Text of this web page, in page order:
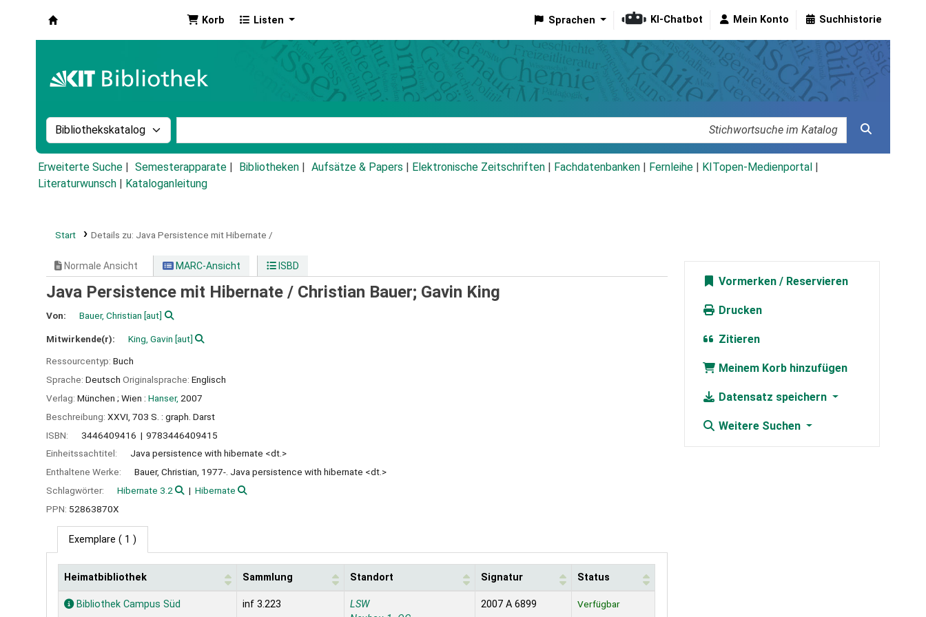
Korb Listen Sprachen KI-Chatbot Mein Konto Suchhistorie
Suche im Katalog nach:
Erweiterte Suche Semesterapparate Bibliotheken Aufsätze & Papers Elektronische Zeitschriften Fachdatenbanken Fernleihe KITopen-Medienportal
Literaturwunsch
Kataloganleitung
Start Details zu: Java Persistence mit Hibernate /
Normale Ansicht MARC-Ansicht ISBD
Java Persistence mit Hibernate / Christian Bauer; Gavin King
Von: Bauer, Christian [aut]
Mitwirkende(r): King, Gavin [aut]
Ressourcentyp: Buch
Sprache: Deutsch Originalsprache: Englisch
Verlag: München ; Wien : Hanser, 2007
Beschreibung: XXVI, 703 S. : graph. Darst
ISBN:
3446409416
9783446409415
Einheitssachtitel:
Java persistence with hibernate <dt.>
Enthaltene Werke:
Bauer, Christian, 1977-. Java persistence with hibernate <dt.>
Schlagwörter:
Hibernate 3.2
Hibernate
PPN: 52863870X
Exemplare ( 1 )
Exemplare
Heimatbibliothek Sammlung Standort Signatur Status
Bibliothek Campus Süd inf 3.223
LSW
2007 A 6899 Verfügbar
Vormerken
Drucken
Zitieren
Meinem Korb hinzufügen
Datensatz speichern
Weitere Suchen